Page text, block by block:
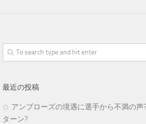
最近の投稿
アンブローズの境遇に選手から不満の
ターン?